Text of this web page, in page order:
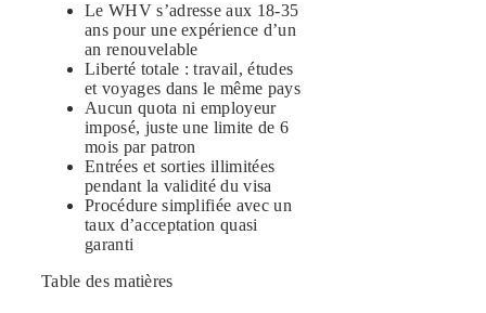
Le WHV s’adresse aux 18-35
ans pour une expérience d’un
an renouvelable
Liberté totale : travail, études
et voyages dans le même pays
Aucun quota ni employeur
imposé, juste une limite de 6
mois par patron
Entrées et sorties illimitées
pendant la validité du visa
Procédure simplifiée avec un
taux d’acceptation quasi
garanti
Table des matières